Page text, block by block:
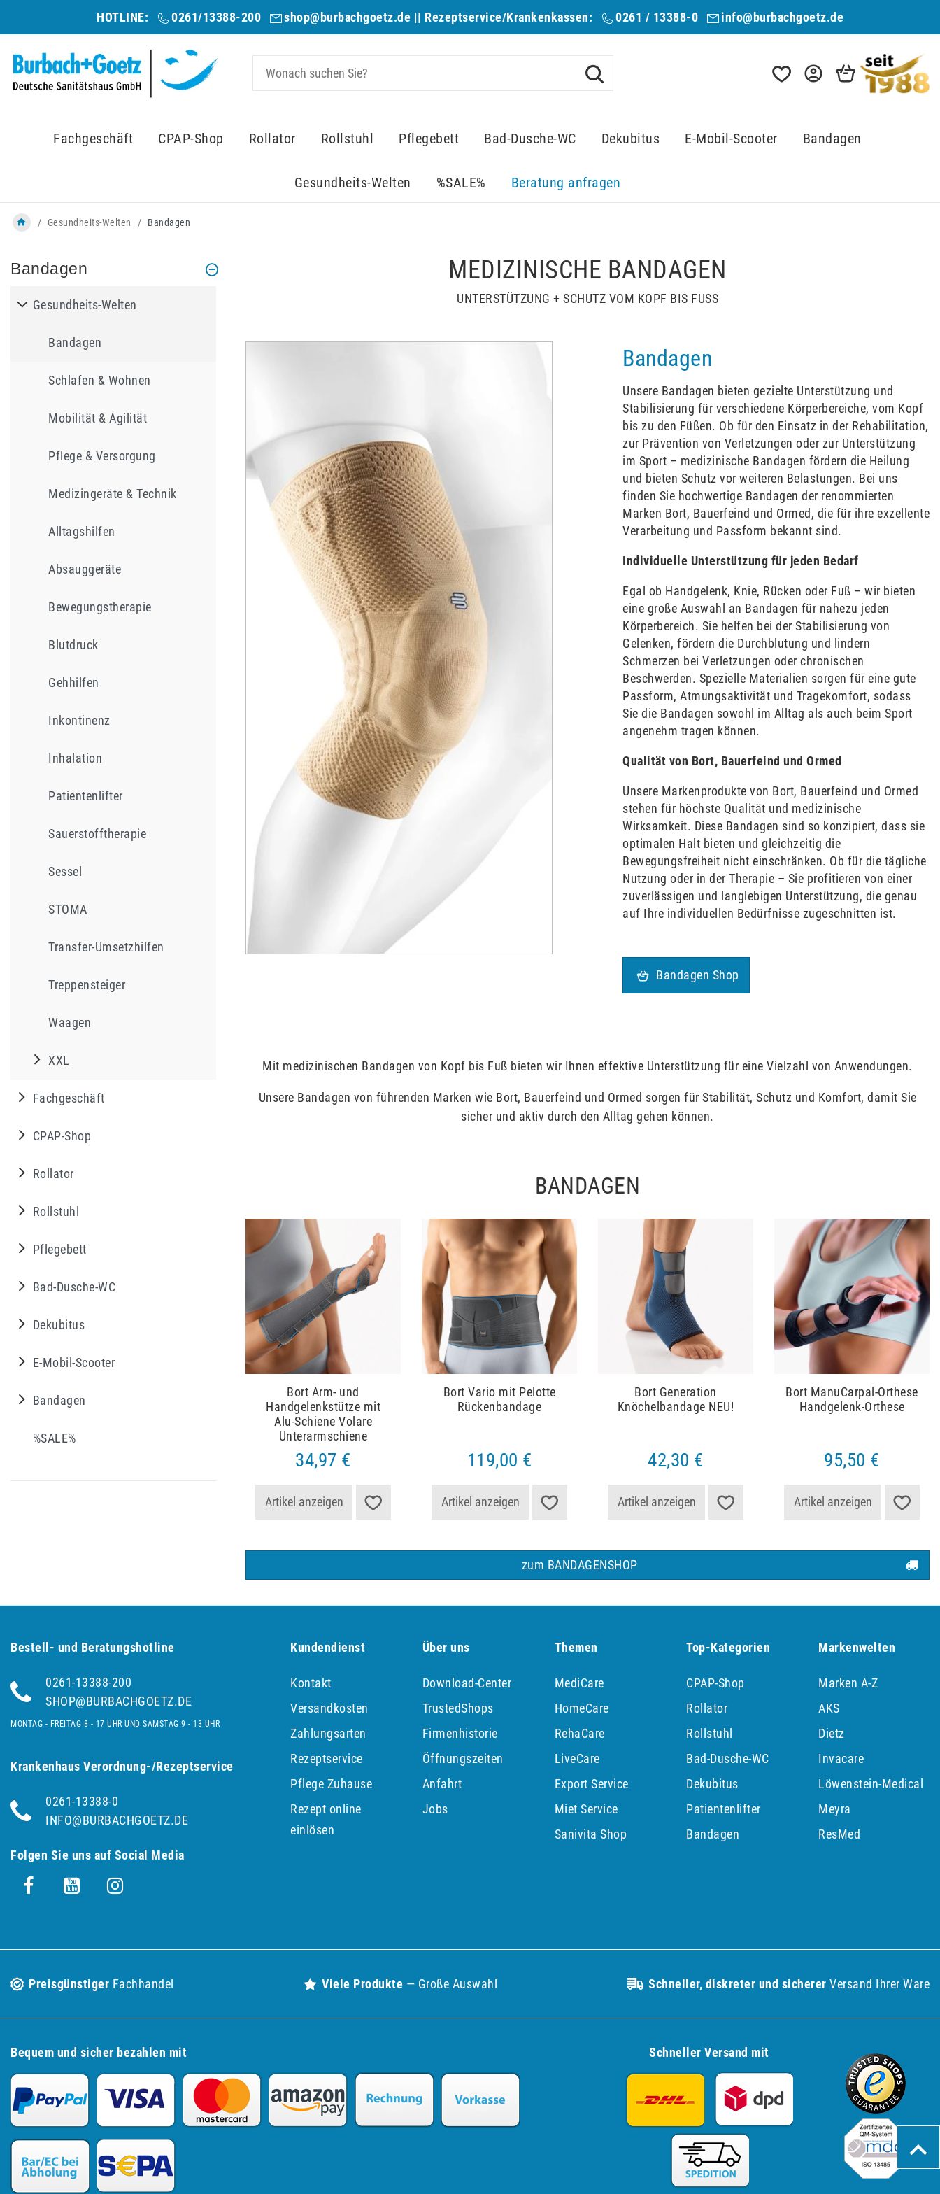
HOTLINE: 0261/13388-200 shop@burbachgoetz.de || Rezeptservice/Krankenkassen: 0261 / 13388-0 info@burbachgoetz.de
Fachgeschäft CPAP-Shop Rollator Rollstuhl Pflegebett Bad-Dusche-WC Dekubitus E-Mobil-Scooter Bandagen
Gesundheits-Welten %SALE% Beratung anfragen
Gesundheits-Welten Bandagen
Bandagen
Gesundheits-Welten
Bandagen
Schlafen & Wohnen
Mobilität & Agilität
Pflege & Versorgung
Medizingeräte & Technik
Alltagshilfen
Absauggeräte
Bewegungstherapie
Blutdruck
Gehhilfen
Inkontinenz
Inhalation
Patientenlifter
Sauerstofftherapie
Sessel
STOMA
Transfer-Umsetzhilfen
Treppensteiger
Waagen
XXL
Fachgeschäft
CPAP-Shop
Rollator
Rollstuhl
Pflegebett
Bad-Dusche-WC
Dekubitus
E-Mobil-Scooter
Bandagen
%SALE%
MEDIZINISCHE BANDAGEN
UNTERSTÜTZUNG + SCHUTZ VOM KOPF BIS FUSS
Bandagen
Unsere Bandagen bieten gezielte Unterstützung und
Stabilisierung für verschiedene Körperbereiche, vom Kopf
bis zu den Füßen. Ob für den Einsatz in der Rehabilitation,
zur Prävention von Verletzungen oder zur Unterstützung
im Sport – medizinische Bandagen fördern die Heilung
und bieten Schutz vor weiteren Belastungen. Bei uns
finden Sie hochwertige Bandagen der renommierten
Marken Bort, Bauerfeind und Ormed, die für ihre exzellente
Verarbeitung und Passform bekannt sind.
Individuelle Unterstützung für jeden Bedarf
Egal ob Handgelenk, Knie, Rücken oder Fuß – wir bieten
eine große Auswahl an Bandagen für nahezu jeden
Körperbereich. Sie helfen bei der Stabilisierung von
Gelenken, fördern die Durchblutung und lindern
Schmerzen bei Verletzungen oder chronischen
Beschwerden. Spezielle Materialien sorgen für eine gute
Passform, Atmungsaktivität und Tragekomfort, sodass
Sie die Bandagen sowohl im Alltag als auch beim Sport
angenehm tragen können.
Qualität von Bort, Bauerfeind und Ormed
Unsere Markenprodukte von Bort, Bauerfeind und Ormed
stehen für höchste Qualität und medizinische
Wirksamkeit. Diese Bandagen sind so konzipiert, dass sie
optimalen Halt bieten und gleichzeitig die
Bewegungsfreiheit nicht einschränken. Ob für die tägliche
Nutzung oder in der Therapie – Sie profitieren von einer
zuverlässigen und langlebigen Unterstützung, die genau
auf Ihre individuellen Bedürfnisse zugeschnitten ist.
Bandagen Shop
Mit medizinischen Bandagen von Kopf bis Fuß bieten wir Ihnen effektive Unterstützung für eine Vielzahl von Anwendungen.
Unsere Bandagen von führenden Marken wie Bort, Bauerfeind und Ormed sorgen für Stabilität, Schutz und Komfort, damit Sie
sicher und aktiv durch den Alltag gehen können.
BANDAGEN
Bort Arm- und
Handgelenkstütze mit
Alu-Schiene Volare
Unterarmschiene
34,97 €
Artikel anzeigen
Bort Vario mit Pelotte
Rückenbandage
119,00 €
Artikel anzeigen
Bort Generation
Knöchelbandage NEU!
42,30 €
Artikel anzeigen
Bort ManuCarpal-Orthese
Handgelenk-Orthese
95,50 €
Artikel anzeigen
zum BANDAGENSHOP
Bestell- und Be­ra­tungs­hot­line
0261-13388-200
SHOP@BURBACHGOETZ.DE
MONTAG - FREITAG 8 - 17 UHR UND SAMSTAG 9 - 13 UHR
Krankenhaus Verordnung-/Rezeptservice
0261-13388-0
INFO@BURBACHGOETZ.DE
Folgen Sie uns auf Social Media
Kundendienst
Kontakt
Versandkosten
Zahlungsarten
Rezeptservice
Pflege Zuhause
Rezept online
einlösen
Über uns
Download-Center
TrustedShops
Firmenhistorie
Öffnungszeiten
Anfahrt
Jobs
Themen
MediCare
HomeCare
RehaCare
LiveCare
Export Service
Miet Service
Sanivita Shop
Top-Kategorien
CPAP-Shop
Rollator
Rollstuhl
Bad-Dusche-WC
Dekubitus
Patientenlifter
Bandagen
Markenwelten
Marken A-Z
AKS
Dietz
Invacare
Löwenstein-Medical
Meyra
ResMed
Preisgünstiger Fachhandel Viele Produkte — Große Auswahl Schneller, diskreter und sicherer Versand Ihrer Ware
Bequem und sicher bezahlen mit Schneller Versand mit